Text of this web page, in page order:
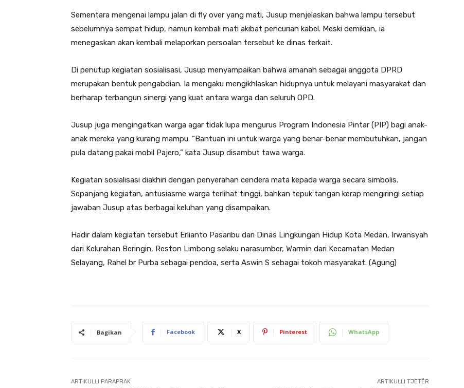
Sementara mengenai lampu jalan di fly over yang mati, Jusup menjelaskan bahwa lampu tersebut
sebelumnya sempat hidup, namun kembali mati akibat pencurian kabel. Meski demikian, ia
menegaskan akan kembali melaporkan persoalan tersebut ke dinas terkait.
Di penutup kegiatan sosialisasi, Jusup menyampaikan bahwa amanah sebagai anggota DPRD
merupakan bentuk pengabdian. Ia mengaku mengikhlaskan hidupnya untuk melayani masyarakat dan
berharap terbangun sinergi yang kuat antara warga dan seluruh OPD.
Jusup juga mengingatkan warga agar tidak lupa mengurus Program Indonesia Pintar (PIP) bagi anak-
anak mereka yang kurang mampu. “Bantuan ini untuk warga yang benar-benar membutuhkan, jangan
pula datang pakai mobil Pajero,” kata Jusup disambut tawa warga.
Kegiatan sosialisasi diakhiri dengan penyerahan cendera mata kepada warga secara simbolis.
Sepanjang kegiatan, antusiasme warga terlihat tinggi, bahkan tepuk tangan kerap mengiringi setiap
jawaban Jusup atas berbagai keluhan yang disampaikan.
Hadir dalam kegiatan tersebut Erlianto Pasaribu dari Dinas Lingkungan Hidup Kota Medan, Irwansyah
dari Kelurahan Beringin, Reston Limbong selaku narasumber, Warmin dari Kecamatan Medan
Selayang, Rahel br Purba sebagai pendoa, serta Aswin S sebagai tokoh masyarakat. (Agung)
Bagikan Facebook X Pinterest WhatsApp
ARTIKULLI PARAPRAK ARTIKULLI TJETËR